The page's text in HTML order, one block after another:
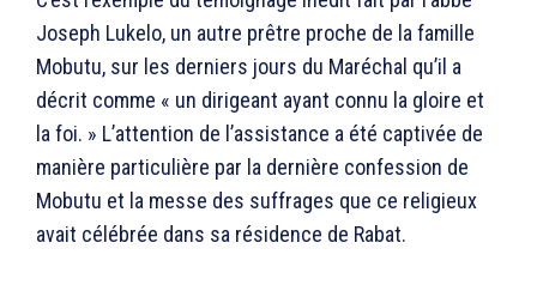
Joseph Lukelo, un autre prêtre proche de la famille
Mobutu, sur les derniers jours du Maréchal qu’il a
décrit comme « un dirigeant ayant connu la gloire et
la foi. » L’attention de l’assistance a été captivée de
manière particulière par la dernière confession de
Mobutu et la messe des suffrages que ce religieux
avait célébrée dans sa résidence de Rabat.